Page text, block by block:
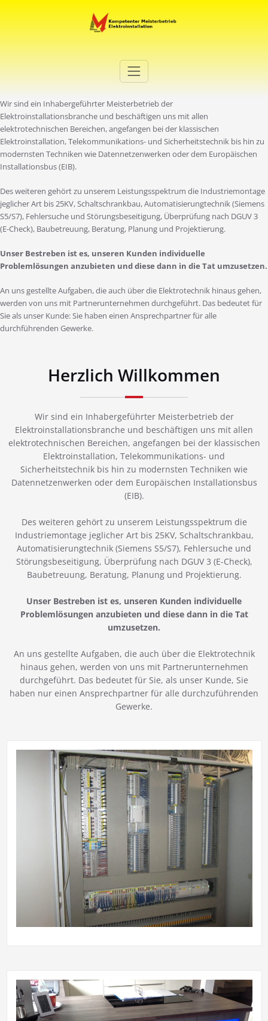
Elektro Martini
Wir sind ein Inhabergeführter Meisterbetrieb der
Elektroinstallationsbranche und beschäftigen uns mit allen
elektrotechnischen Bereichen, angefangen bei der klassischen
Elektroinstallation, Telekommunikations- und Sicherheitstechnik bis hin zu
modernsten Techniken wie Datennetzenwerken oder dem Europäischen
Installationsbus (EIB).
Des weiteren gehört zu unserem Leistungsspektrum die Industriemontage
jeglicher Art bis 25KV, Schaltschrankbau, Automatisierungtechnik (Siemens
S5/S7), Fehlersuche und Störungsbeseitigung, Überprüfung nach DGUV 3
(E-Check), Baubetreuung, Beratung, Planung und Projektierung.
Unser Bestreben ist es, unseren Kunden individuelle
Problemlösungen anzubieten und diese dann in die Tat umzusetzen.
An uns gestellte Aufgaben, die auch über die Elektrotechnik hinaus gehen,
werden von uns mit Partnerunternehmen durchgeführt. Das bedeutet für
Sie als unser Kunde: Sie haben einen Ansprechpartner für alle
durchführenden Gewerke.
Herzlich Willkommen
Wir sind ein Inhabergeführter Meisterbetrieb der
Elektroinstallationsbranche und beschäftigen uns mit allen
elektrotechnischen Bereichen, angefangen bei der klassischen
Elektroinstallation, Telekommunikations- und
Sicherheitstechnik bis hin zu modernsten Techniken wie
Datennetzenwerken oder dem Europäischen Installationsbus
(EIB).
Des weiteren gehört zu unserem Leistungsspektrum die
Industriemontage jeglicher Art bis 25KV, Schaltschrankbau,
Automatisierungtechnik (Siemens S5/S7), Fehlersuche und
Störungsbeseitigung, Überprüfung nach DGUV 3 (E-Check),
Baubetreuung, Beratung, Planung und Projektierung.
Unser Bestreben ist es, unseren Kunden individuelle
Problemlösungen anzubieten und diese dann in die Tat
umzusetzen.
An uns gestellte Aufgaben, die auch über die Elektrotechnik
hinaus gehen, werden von uns mit Partnerunternehmen
durchgeführt. Das bedeutet für Sie, als unser Kunde, Sie
haben nur einen Ansprechpartner für alle durchzuführenden
Gewerke.